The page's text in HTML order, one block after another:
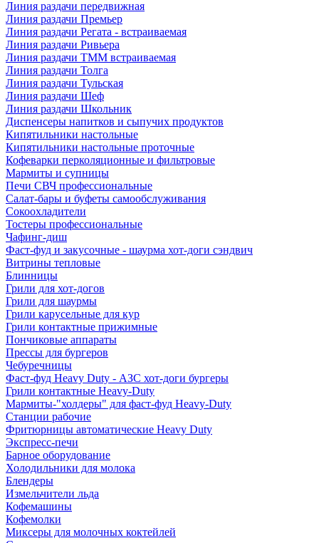
Линия раздачи передвижная
Линия раздачи Премьер
Линия раздачи Регата - встраиваемая
Линия раздачи Ривьера
Линия раздачи ТММ встраиваемая
Линия раздачи Толга
Линия раздачи Тульская
Линия раздачи Шеф
Линия раздачи Школьник
Диспенсеры напитков и сыпучих продуктов
Кипятильники настольные
Кипятильники настольные проточные
Кофеварки перколяционные и фильтровые
Мармиты и супницы
Печи СВЧ профессиональные
Салат-бары и буфеты самообслуживания
Сокоохладители
Тостеры профессиональные
Чафинг-диш
Фаст-фуд и закусочные - шаурма хот-доги сэндвич
Витрины тепловые
Блинницы
Грили для хот-догов
Грили для шаурмы
Грили карусельные для кур
Грили контактные прижимные
Пончиковые аппараты
Прессы для бургеров
Чебуречницы
Фаст-фуд Heavy Duty - АЗС хот-доги бургеры
Грили контактные Heavy-Duty
Мармиты-"холдеры" для фаст-фуд Heavy-Duty
Станции рабочие
Фритюрницы автоматические Heavy Duty
Экспресс-печи
Барное оборудование
Холодильники для молока
Блендеры
Измельчители льда
Кофемашины
Кофемолки
Миксеры для молочных коктейлей